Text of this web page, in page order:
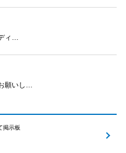
ィ…
願いし…
掲示板